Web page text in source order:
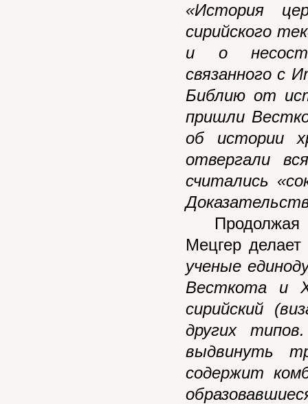
«История
сирийского
и о
связанного с
Библию от
пришли
об истории
отвергали
считались
Продолжая
Мецгер
ученые
Весткота и
сирийский
других
выдвинуть
содержит